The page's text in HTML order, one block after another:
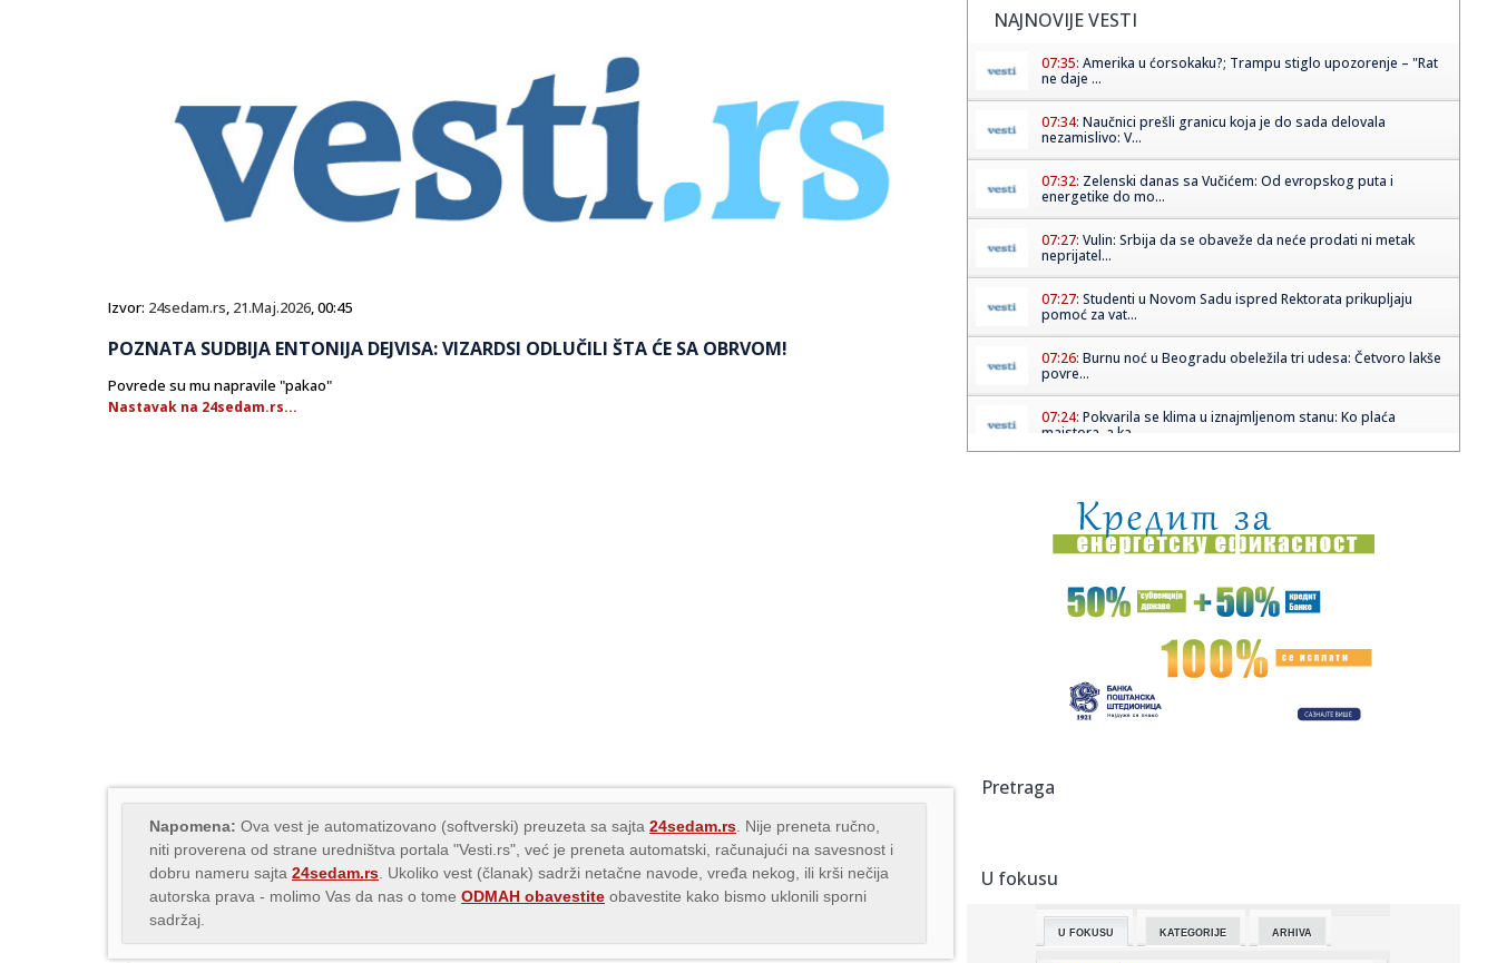
Izvor: 24sedam.rs, 21.Maj.2026, 00:45
POZNATA SUDBIJA ENTONIJA DEJVISA: VIZARDSI ODLUČILI ŠTA ĆE SA OBRVOM!
Povrede su mu napravile "pakao"
Nastavak na 24sedam.rs...
Napomena: Ova vest je automatizovano (softverski) preuzeta sa sajta 24sedam.rs . Nije preneta ručno,
niti proverena od strane uredništva portala "Vesti.rs", već je preneta automatski, računajući na savesnost i
dobru nameru sajta 24sedam.rs . Ukoliko vest (članak) sadrži netačne navode, vređa nekog, ili krši nečija
autorska prava - molimo Vas da nas o tome ODMAH obavestite obavestite kako bismo uklonili sporni
sadržaj.
NAJNOVIJE VESTI
07:35: Amerika u ćorsokaku?; Trampu stiglo upozorenje – "Rat
ne daje ...
07:34: Naučnici prešli granicu koja je do sada delovala
nezamislivo: V...
07:32: Zelenski danas sa Vučićem: Od evropskog puta i
energetike do mo...
07:27: Vulin: Srbija da se obaveže da neće prodati ni metak
neprijatel...
07:27: Studenti u Novom Sadu ispred Rektorata prikupljaju
pomoć za vat...
07:26: Burnu noć u Beogradu obeležila tri udesa: Četvoro lakše
povre...
07:24: Pokvarila se klima u iznajmljenom stanu: Ko plaća
majstora, a ka...
07:22:Cirkus se nastavlja: UEFA isplatila bivšu ljubavnicu Đanija
Inf...
07:15:Policija prijavila učenike iz Mrkonjić Grada Tužilaštvu u
Ban...
Već počelo bildovanje nacionalnih mišića pred izbore
07:13:Kolumbija dobila novog predsednika: Inauguracija uz
udruženja ...
07:05:
07:06:
Nizak vodostaj Dunava kod Budimpešte otkrio ostatke
Pretraga
U fokusu
U FOKUSU KATEGORIJE ARHIVA